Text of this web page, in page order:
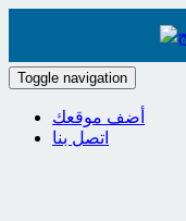
Toggle navigation
أضف موقعك
اتصل بنا